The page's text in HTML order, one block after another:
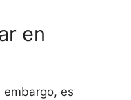
en
embargo, es